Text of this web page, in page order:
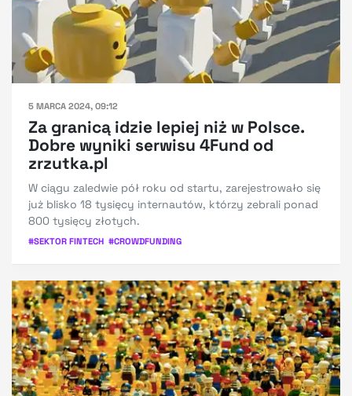
5 MARCA 2024, 09:12
Za granicą idzie lepiej niż w Polsce.
Dobre wyniki serwisu 4Fund od
zrzutka.pl
W ciągu zaledwie pół roku od startu, zarejestrowało się
już blisko 18 tysięcy internautów, którzy zebrali ponad
800 tysięcy złotych.
#SEKTOR FINTECH #CROWDFUNDING